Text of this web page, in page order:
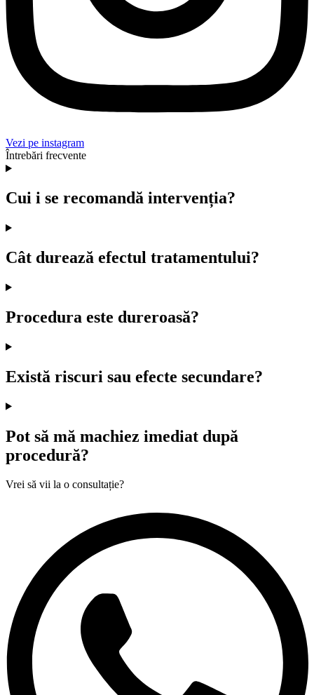
Vezi pe instagram
Întrebări frecvente
Cui i se recomandă intervenția?
Cât durează efectul tratamentului?
Procedura este dureroasă?
Există riscuri sau efecte secundare?
Pot să mă machiez imediat după
procedură?
Vrei să vii la o consultație?